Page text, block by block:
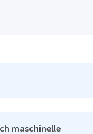
maschinelle